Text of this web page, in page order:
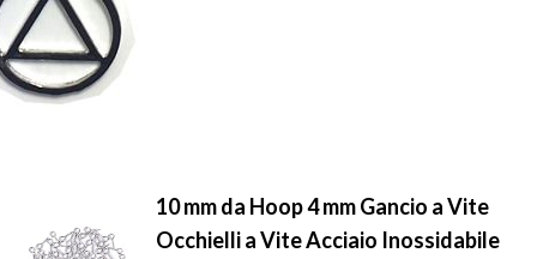
10 mm da Hoop 4 mm Gancio a Vite
Occhielli a Vite Acciaio Inossidabile